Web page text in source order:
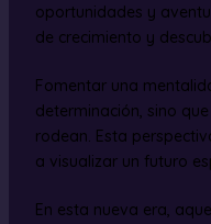
oportunidades y
de crecimiento y
Fomentar una
determinación, sino
rodean. Esta
a visualizar un futuro
En esta nueva era,